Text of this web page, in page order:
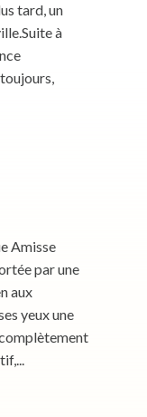
tard, un
à
Amisse
par une
aux
yeux une